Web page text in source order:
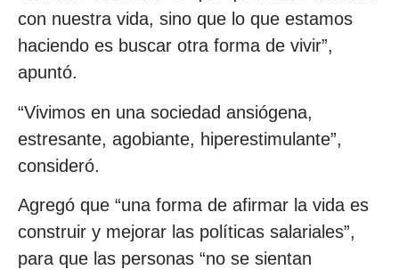
con nuestra vida, sino que lo que estamos
haciendo es buscar otra forma de vivir”,
apuntó.
“Vivimos en una sociedad ansiógena,
estresante, agobiante, hiperestimulante”,
consideró.
Agregó que “una forma de afirmar la vida es
construir y mejorar las políticas salariales”,
para que las personas “no se sientan